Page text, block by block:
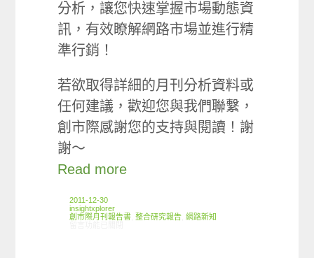
分析，讓您快速掌握市場動態資
訊，有效瞭解網路市場並進行精
準行銷！
若欲取得詳細的月刊分析資料或
任何建議，歡迎您與我們聯繫，
創市際感謝您的支持與閱讀！謝
謝～
Read more
2011-12-30
insightxplorer
創市際月刊報告書 ,整合研究報告 ,網路新知